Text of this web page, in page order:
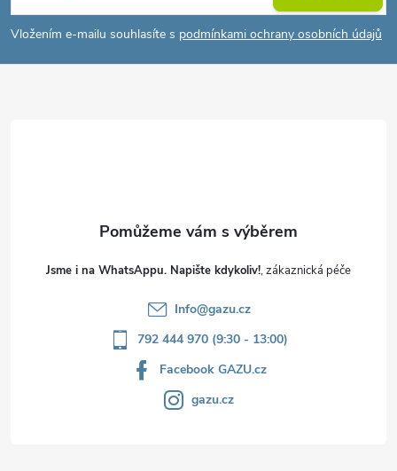
pVložením e-mailu souhlasíte s podmínkami ochrany osobních údajů
Jsme i na WhatsAppu. Napište kdykoliv!
Info@gazu.cz
792 444 970 (9:30 - 13:00)
Facebook GAZU.cz
gazu.cz